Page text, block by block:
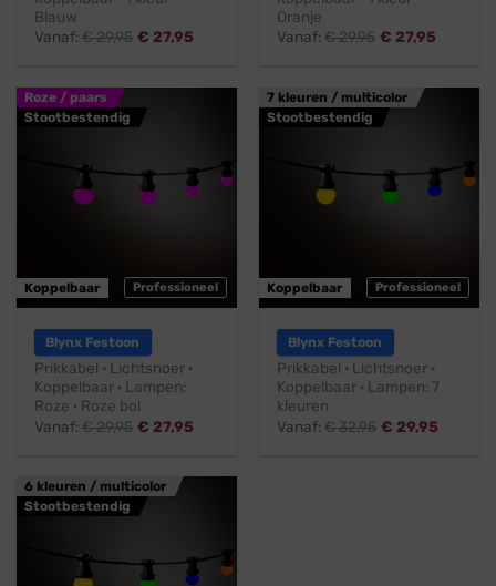
Blauw
Vanaf:€29,95 € 27,95
Oranje
Vanaf:€29,95 € 27,95
Roze / paars
Stootbestendig
Professioneel
Koppelbaar
Blynx Festoon
Prikkabel · Lichtsnoer ·
Koppelbaar · Lampen:
Roze · Roze bol
Vanaf:€29,95 € 27,95
7 kleuren / multicolor
Stootbestendig
Professioneel
Koppelbaar
Blynx Festoon
Prikkabel · Lichtsnoer ·
Koppelbaar · Lampen: 7
kleuren
Vanaf:€32,95 € 29,95
6 kleuren / multicolor
Stootbestendig